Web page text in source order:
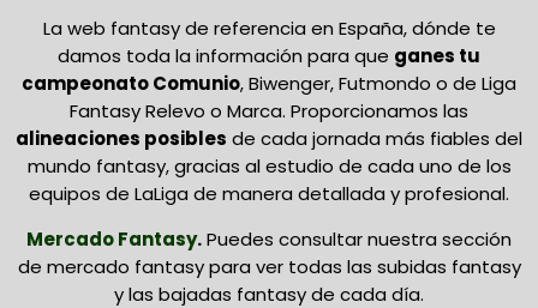
La web fantasy de referencia en España, dónde te
damos toda la información para que ganes tu
campeonato Comunio, Biwenger, Futmondo o de Liga
Fantasy Relevo o Marca. Proporcionamos las
alineaciones posibles de cada jornada más fiables del
mundo fantasy, gracias al estudio de cada uno de los
equipos de LaLiga de manera detallada y profesional.
Mercado Fantasy.Puedes consultar nuestra sección
de mercado fantasy para ver todas las subidas fantasy
y las bajadas fantasy de cada día.